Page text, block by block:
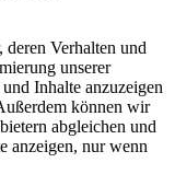
deren Verhalten und
unserer
Inhalte anzuzeigen
können wir
abgleichen und
anzeigen, nur wenn